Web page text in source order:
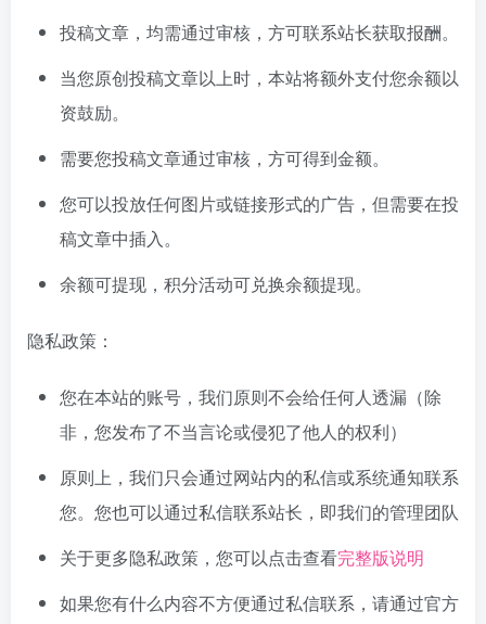
投稿文章，均需通过审核，方可联系站长获取报酬。
当您原创投稿文章以上时，本站将额外支付您余额以
资鼓励。
需要您投稿文章通过审核，方可得到金额。
您可以投放任何图片或链接形式的广告，但需要在投
稿文章中插入。
余额可提现，积分活动可兑换余额提现。
隐私政策：
您在本站的账号，我们原则不会给任何人透漏（除
非，您发布了不当言论或侵犯了他人的权利）
原则上，我们只会通过网站内的私信或系统通知联系
您。您也可以通过私信联系站长，即我们的管理团队
关于更多隐私政策，您可以点击查看完整版说明
如果您有什么内容不方便通过私信联系，请通过官方